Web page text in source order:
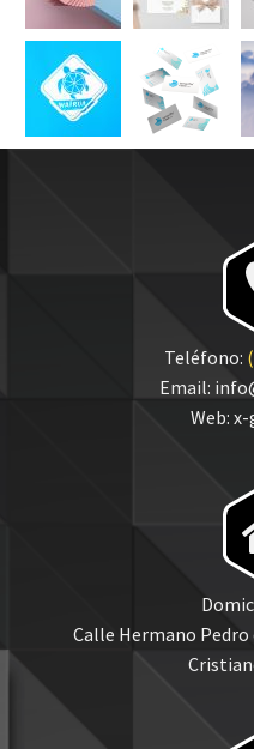
Teléfono:
Email:
Web:
Calle Hermano